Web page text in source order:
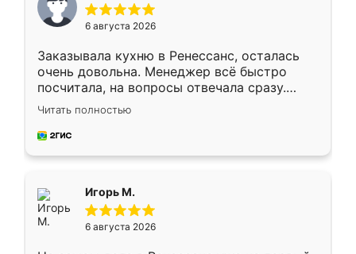
6 августа 2026
Заказывала кухню в Ренессанс, осталась
очень довольна. Менеджер всё быстро
посчитала, на вопросы отвечала сразу.
Замерщик приехал в субботу, подошёл к
делу со всей ответственностью. Собрали
за день, ребята работали аккуратно, даже
Читать полностью
Игорь М.
6 августа 2026